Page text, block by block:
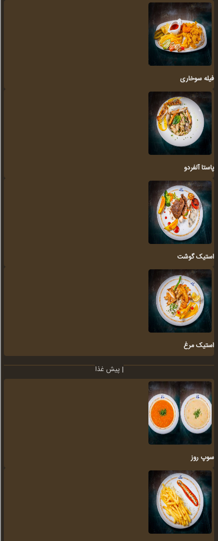
فیله سوخاری
پاستا آلفردو
استیک گوشت
استیک مرغ
پیش غذا |
سوپ روز